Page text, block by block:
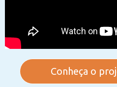
Conheça o